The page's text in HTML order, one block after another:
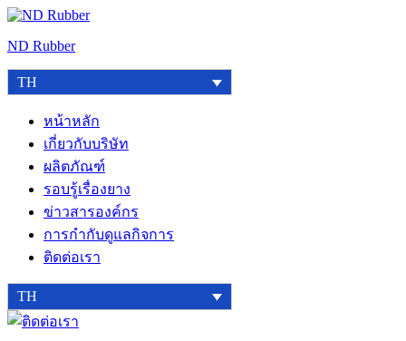
Skip
content
ND Rubber
TH
หน้าหลัก
เกี่ยวกับบริษัท
ผลิตภัณฑ์
รอบรู้เรื่องยาง
ข่าวสารองค์กร
การกำกับดูแลกิจการ
ติดต่อเรา
TH
ติดต่อ